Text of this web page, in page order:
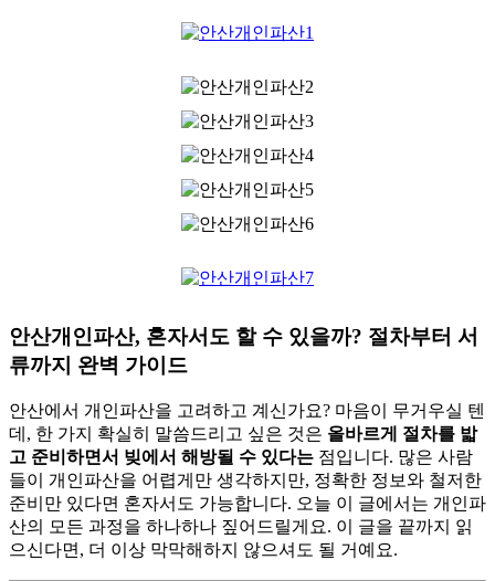
안산개인파산, 혼자서도 할 수 있을까? 절차부터 서
류까지 완벽 가이드
안산에서 개인파산을 고려하고 계신가요? 마음이 무거우실 텐
데, 한 가지 확실히 말씀드리고 싶은 것은 올바르게 절차를 밟
고 준비하면서 빚에서 해방될 수 있다는 점입니다. 많은 사람
들이 개인파산을 어렵게만 생각하지만, 정확한 정보와 철저한
준비만 있다면 혼자서도 가능합니다. 오늘 이 글에서는 개인파
산의 모든 과정을 하나하나 짚어드릴게요. 이 글을 끝까지 읽
으신다면, 더 이상 막막해하지 않으셔도 될 거예요.